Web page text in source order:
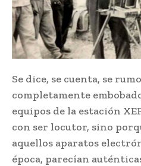
Se dice, se cuenta, se
completamente
equipos de la estación
con ser locutor, sino
aquellos aparatos
época, parecían